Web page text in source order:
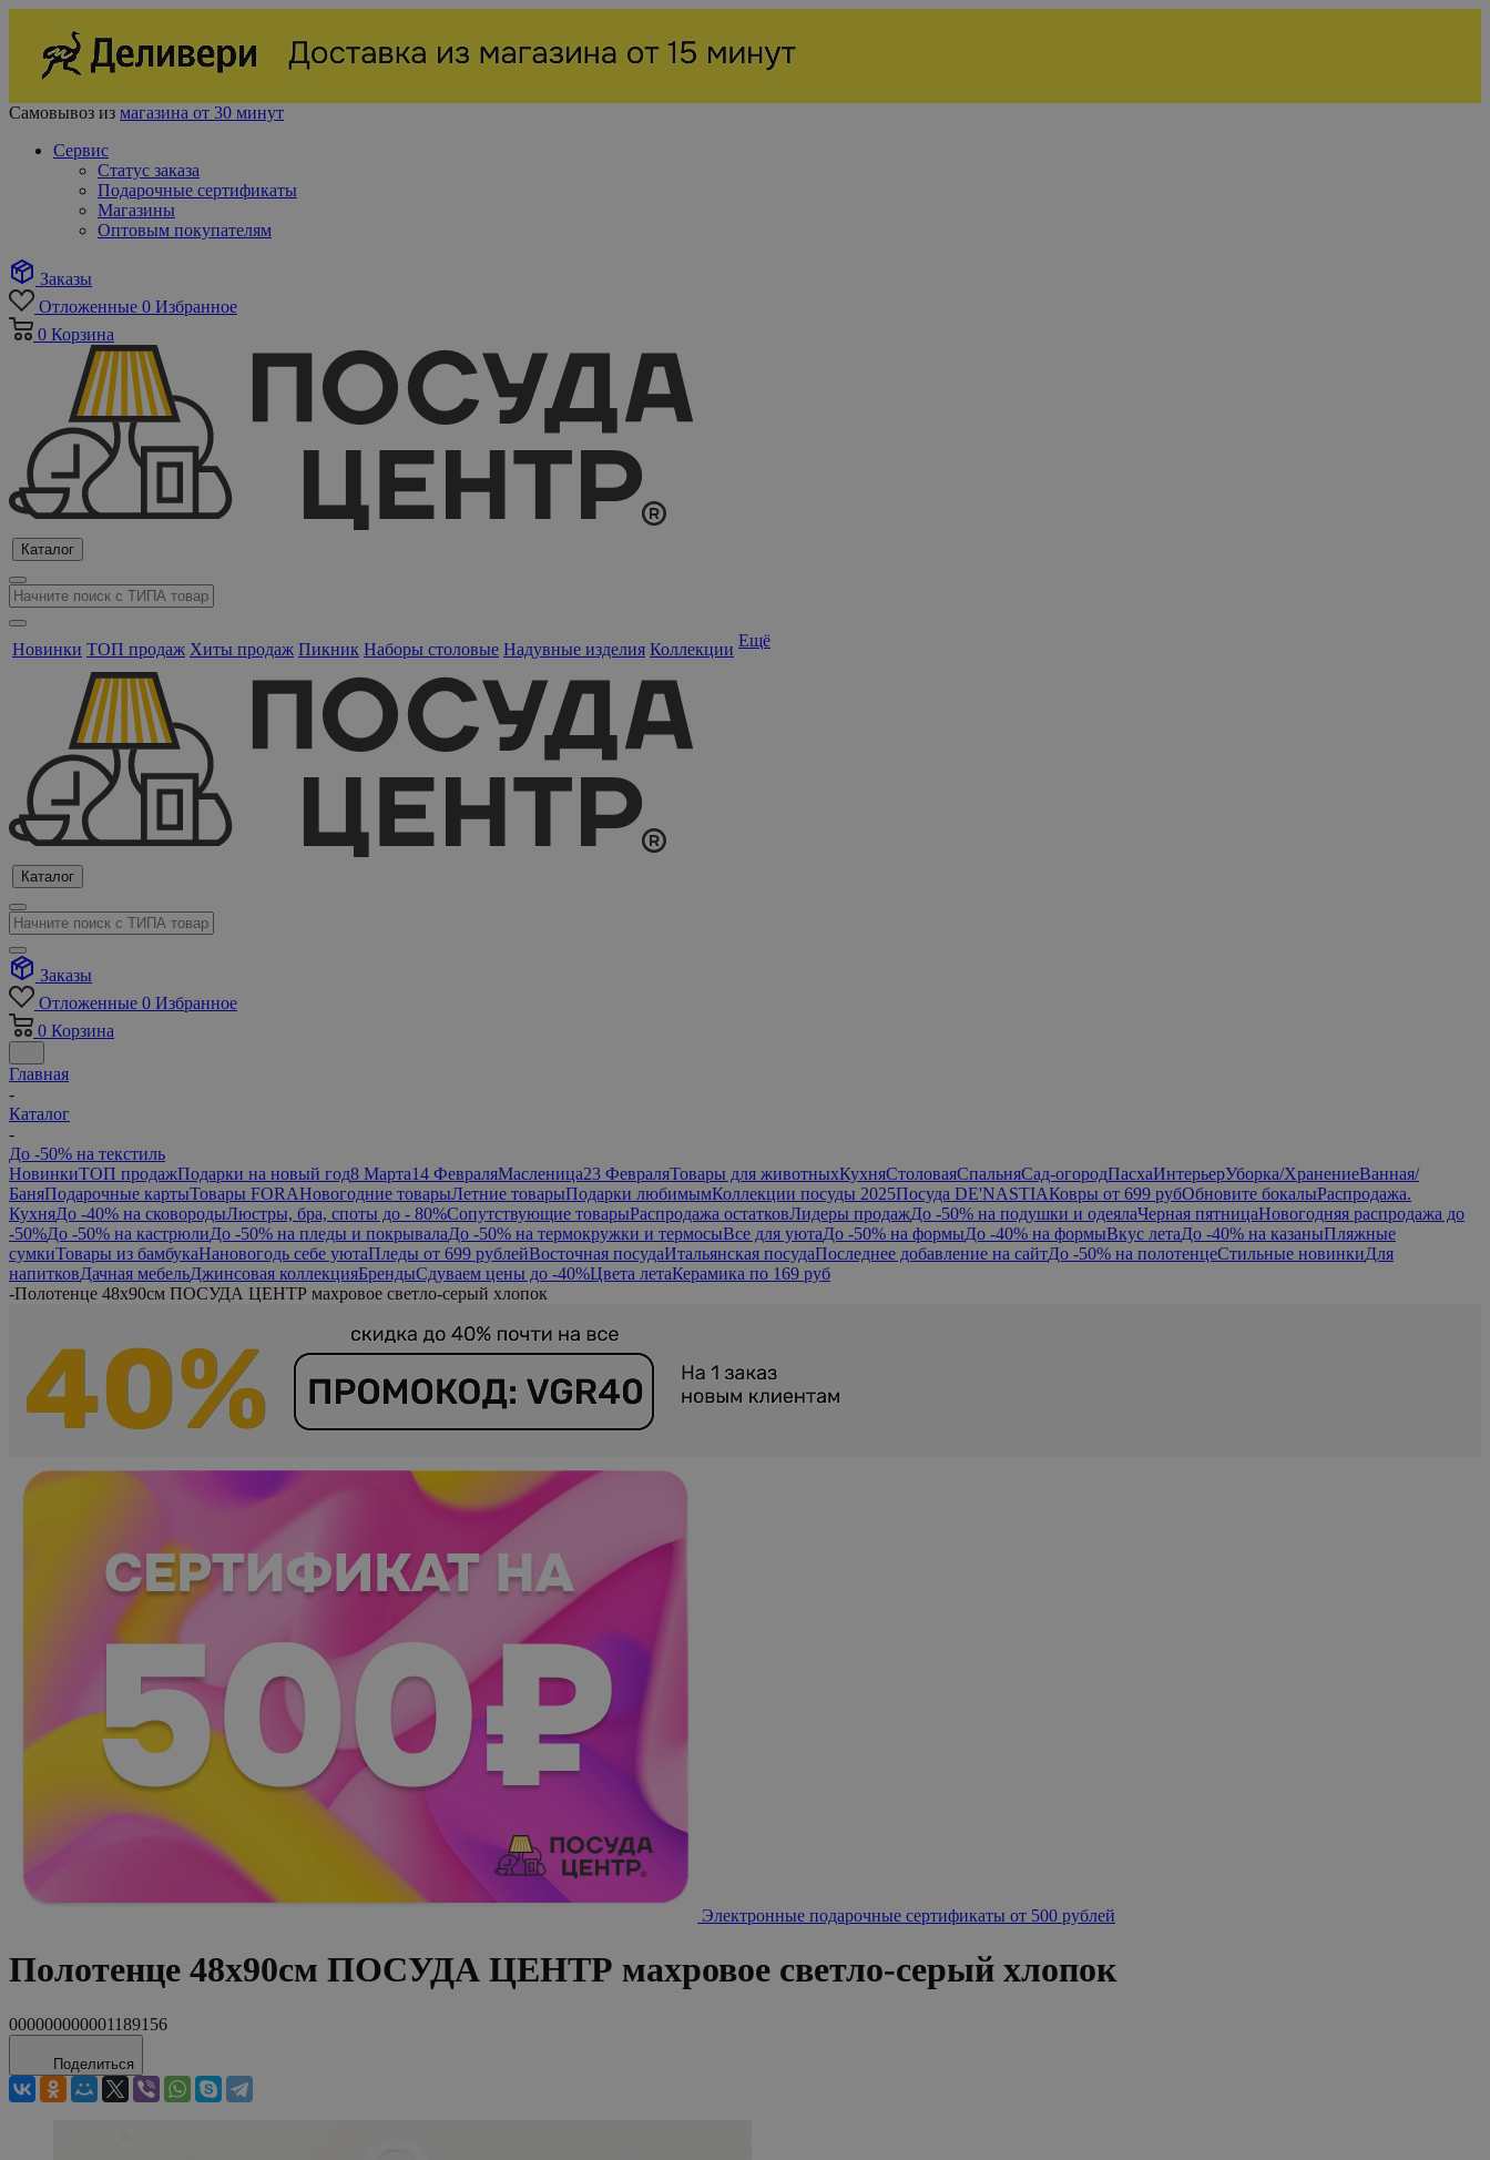
Самовывоз из магазина от 30 минут
Сервис
Статус заказа
Подарочные сертификаты
Магазины
Оптовым покупателям
Заказы
Отложенные 0 Избранное
0 Корзина
Каталог
Новинки ТОП продаж Хиты продаж Пикник Наборы столовые Надувные изделия Коллекции Ещё
Каталог
Заказы
Отложенные 0 Избранное
0 Корзина
Главная
-
Каталог
-
До -50% на текстиль
НовинкиТОП продажПодарки на новый год8 Марта14 ФевраляМасленица23 ФевраляТовары для животныхКухняСтоловаяСпальняСад-огородПасхаИнтерьерУборка/ХранениеВанная/
БаняПодарочные картыТовары FORAНовогодние товарыЛетние товарыПодарки любимымКоллекции посуды 2025Посуда DE'NASTIAКовры от 699 рубОбновите бокалыРаспродажа.
КухняДо -40% на сковородыЛюстры, бра, споты до - 80%Сопутствующие товарыРаспродажа остатковЛидеры продажДо -50% на подушки и одеялаЧерная пятницаНовогодняя распродажа до
-50%До -50% на кастрюлиДо -50% на пледы и покрывалаДо -50% на термокружки и термосыВсе для уютаДо -50% на формыДо -40% на формыВкус летаДо -40% на казаныПляжные
сумкиТовары из бамбукаНановогодь себе уютаПледы от 699 рублейВосточная посудаИтальянская посудаПоследнее добавление на сайтДо -50% на полотенцеСтильные новинкиДля
напитковДачная мебельДжинсовая коллекцияБрендыСдуваем цены до -40%Цвета летаКерамика по 169 руб
-Полотенце 48х90см ПОСУДА ЦЕНТР махровое светло-серый хлопок
Электронные подарочные сертификаты от 500 рублей
Полотенце 48х90см ПОСУДА ЦЕНТР махровое светло-серый хлопок
000000000001189156
Поделиться